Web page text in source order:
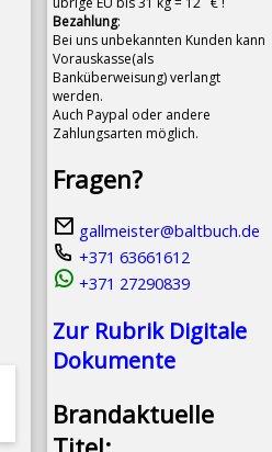
Bezahlung:
Bei uns unbekannten Kunden kann
Vorauskasse(als
Banküberweisung) verlangt
werden.
Auch Paypal oder andere
Zahlungsarten möglich.
Fragen?
gallmeister@baltbuch.de
+371 63661612
+371 27290839
Zur Rubrik Digitale
Dokumente
Brandaktuelle